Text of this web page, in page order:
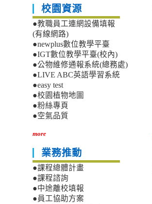
校園資源
●教職員工連網設備填報
(有線網路)
●newplus數位教學平臺
●IGT數位教學平臺(校內)
●公物維修通報系統(總務處)
●LIVE ABC英語學習系統
●easy test
●校園植物地圖
●粉絲專頁
●空氣品質
more
業務推動
●課程總體計畫
●課程諮詢
●中途離校填報
●員工協助方案